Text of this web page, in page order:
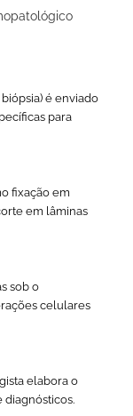
é enviado
para
fixação em
em lâminas
sob o
celulares
elabora o
diagnósticos.